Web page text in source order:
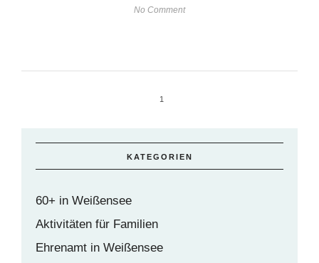
No Comment
1
KATEGORIEN
60+ in Weißensee
Aktivitäten für Familien
Ehrenamt in Weißensee